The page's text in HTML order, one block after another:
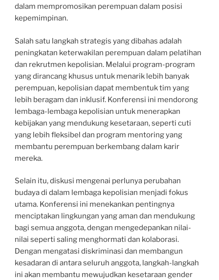
dalam mempromosikan perempuan dalam posisi
kepemimpinan.
Salah satu langkah strategis yang dibahas adalah
peningkatan keterwakilan perempuan dalam pelatihan
dan rekrutmen kepolisian. Melalui program-program
yang dirancang khusus untuk menarik lebih banyak
perempuan, kepolisian dapat membentuk tim yang
lebih beragam dan inklusif. Konferensi ini mendorong
lembaga-lembaga kepolisian untuk menerapkan
kebijakan yang mendukung kesetaraan, seperti cuti
yang lebih fleksibel dan program mentoring yang
membantu perempuan berkembang dalam karir
mereka.
Selain itu, diskusi mengenai perlunya perubahan
budaya di dalam lembaga kepolisian menjadi fokus
utama. Konferensi ini menekankan pentingnya
menciptakan lingkungan yang aman dan mendukung
bagi semua anggota, dengan mengedepankan nilai-
nilai seperti saling menghormati dan kolaborasi.
Dengan mengatasi diskriminasi dan membangun
kesadaran di antara seluruh anggota, langkah-langkah
ini akan membantu mewujudkan kesetaraan gender